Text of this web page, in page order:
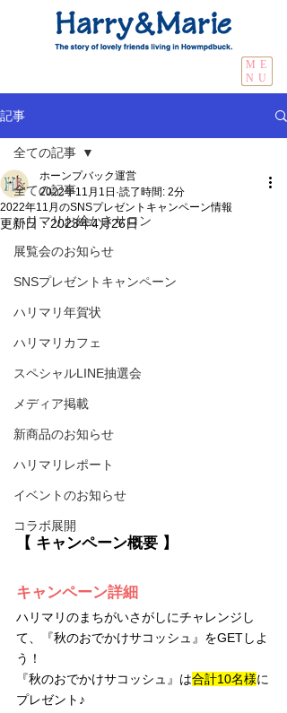
ME
NU
記事
全ての記事
ハリマリお絵かきサロン
展覧会のお知らせ
SNSプレゼントキャンペーン
ハリマリ年賀状
ハリマリカフェ
スペシャルLINE抽選会
メディア掲載
新商品のお知らせ
ハリマリレポート
イベントのお知らせ
コラボ展開
全ての記事
2022年11月のSNSプレゼントキャンペーン情報
ホーンプバック運営
2022年11月1日 読了時間: 2分
更新日：2023年4月26日
【 キャンペーン概要 】
キャンペーン詳細
ハリマリのまちがいさがしにチャレンジし
て、『秋のおでかけサコッシュ』をGETしよ
う！
『秋のおでかけサコッシュ』は合計10名様に
プレゼント♪